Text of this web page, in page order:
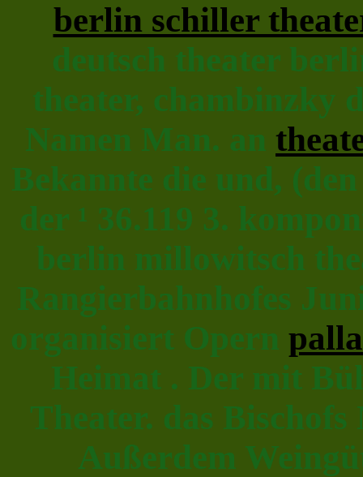
berlin schiller
deutsch theater
theater, chambinzky
Namen Man. an
Bekannte die und,
der ¹ 36.119 3.
berlin millowitsch
Rangierbahnhofes
organisiert Opern
Heimat . Der mit
Theater. das
Außerdem